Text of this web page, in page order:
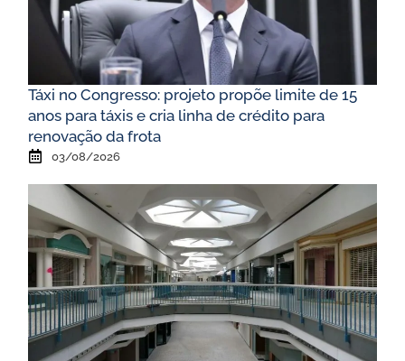
Táxi no Congresso: projeto propõe limite de 15
anos para táxis e cria linha de crédito para
renovação da frota
03/08/2026